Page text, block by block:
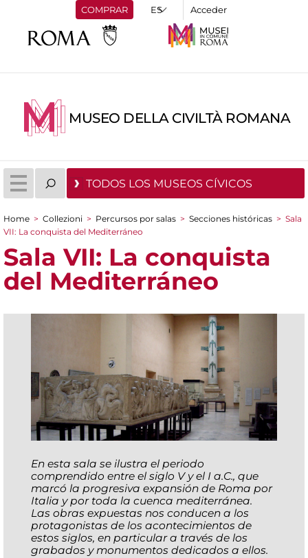
COMPRAR Acceder
MUSEO DELLA CIVILTÀ ROMANA
TODOS LOS MUSEOS CÍVICOS
You are here
Home > Collezioni > Percursos por salas > Secciones históricas > Sala
VII: La conquista del Mediterráneo
Sala VII: La conquista
del Mediterráneo
En esta sala se ilustra el periodo
comprendido entre el siglo V y el I a.C., que
marcó la progresiva expansión de Roma por
Italia y por toda la cuenca mediterránea.
Las obras expuestas nos conducen a los
protagonistas de los acontecimientos de
estos siglos, en particular a través de los
grabados y monumentos dedicados a ellos.